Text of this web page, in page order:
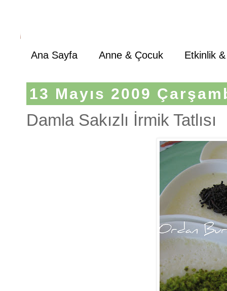
Ana Sayfa Anne & Çocuk Etkinlik
13 Mayıs 2009
Damla Sakızlı İrmik Tatlısı